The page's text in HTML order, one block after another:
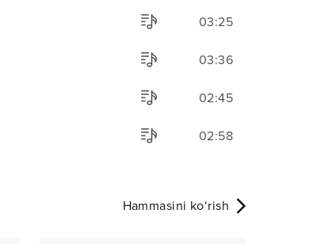
03:25
03:36
02:45
02:58
Hammasini ko‘rish